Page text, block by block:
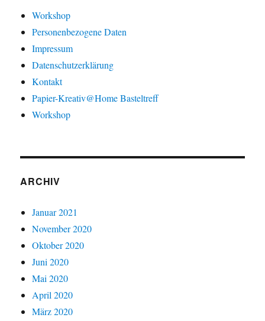
Workshop
Personenbezogene Daten
Impressum
Datenschutzerklärung
Kontakt
Papier-Kreativ@Home Basteltreff
Workshop
ARCHIV
Januar 2021
November 2020
Oktober 2020
Juni 2020
Mai 2020
April 2020
März 2020